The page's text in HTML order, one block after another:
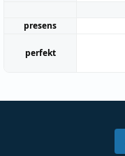
presens
perfekt